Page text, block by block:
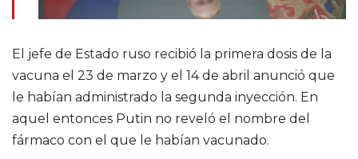
El jefe de Estado ruso recibió la primera dosis de la
vacuna el 23 de marzo y el 14 de abril anunció que
le habían administrado la segunda inyección. En
aquel entonces Putin no reveló el nombre del
fármaco con el que le habían vacunado.